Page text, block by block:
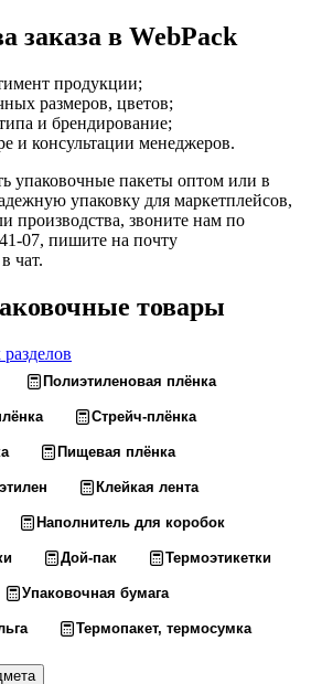
заказа в WebPack
продукции;
размеров, цветов;
и брендирование;
и консультации менеджеров.
упаковочные пакеты оптом или в
упаковку для маркетплейсов,
производства, звоните нам по
07, пишите на почту
чат.
товары
Полиэтиленовая плёнка
Стрейч-плёнка
Пищевая плёнка
Клейкая лента
Наполнитель для коробок
Дой-пак Термоэтикетки
Упаковочная бумага
Термопакет, термосумка